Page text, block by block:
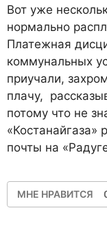
Вот уже
нормально
Платежная
коммунальных
приучали,
плачу,
потому что не
«Костанайгаза»
почты на
МНЕ НРАВИТСЯ